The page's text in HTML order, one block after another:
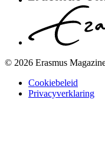
© 2026 Erasmus
Cookiebeleid
Privacyverklaring